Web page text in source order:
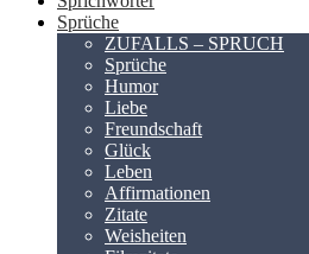
Sprüche
ZUFALLS – SPRUCH
Sprüche
Humor
Liebe
Freundschaft
Glück
Leben
Affirmationen
Zitate
Weisheiten